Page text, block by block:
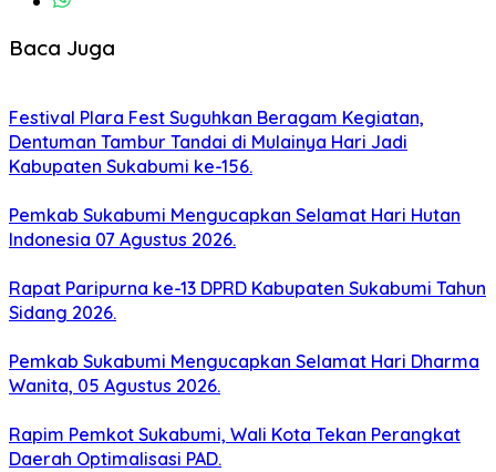
Baca Juga
Festival Plara Fest Suguhkan Beragam Kegiatan,
Dentuman Tambur Tandai di Mulainya Hari Jadi
Kabupaten Sukabumi ke-156.
Pemkab Sukabumi Mengucapkan Selamat Hari Hutan
Indonesia 07 Agustus 2026.
Rapat Paripurna ke-13 DPRD Kabupaten Sukabumi Tahun
Sidang 2026.
Pemkab Sukabumi Mengucapkan Selamat Hari Dharma
Wanita, 05 Agustus 2026.
Rapim Pemkot Sukabumi, Wali Kota Tekan Perangkat
Daerah Optimalisasi PAD.